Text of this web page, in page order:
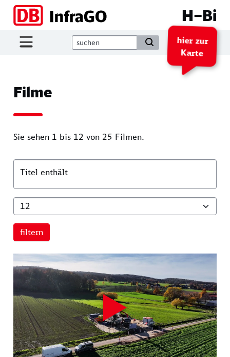
Direkt zum Inhalt
H–Bi
hier zur
Karte
Filme
Sie sehen 1 bis 12 von 25 Filmen.
Titel enthält